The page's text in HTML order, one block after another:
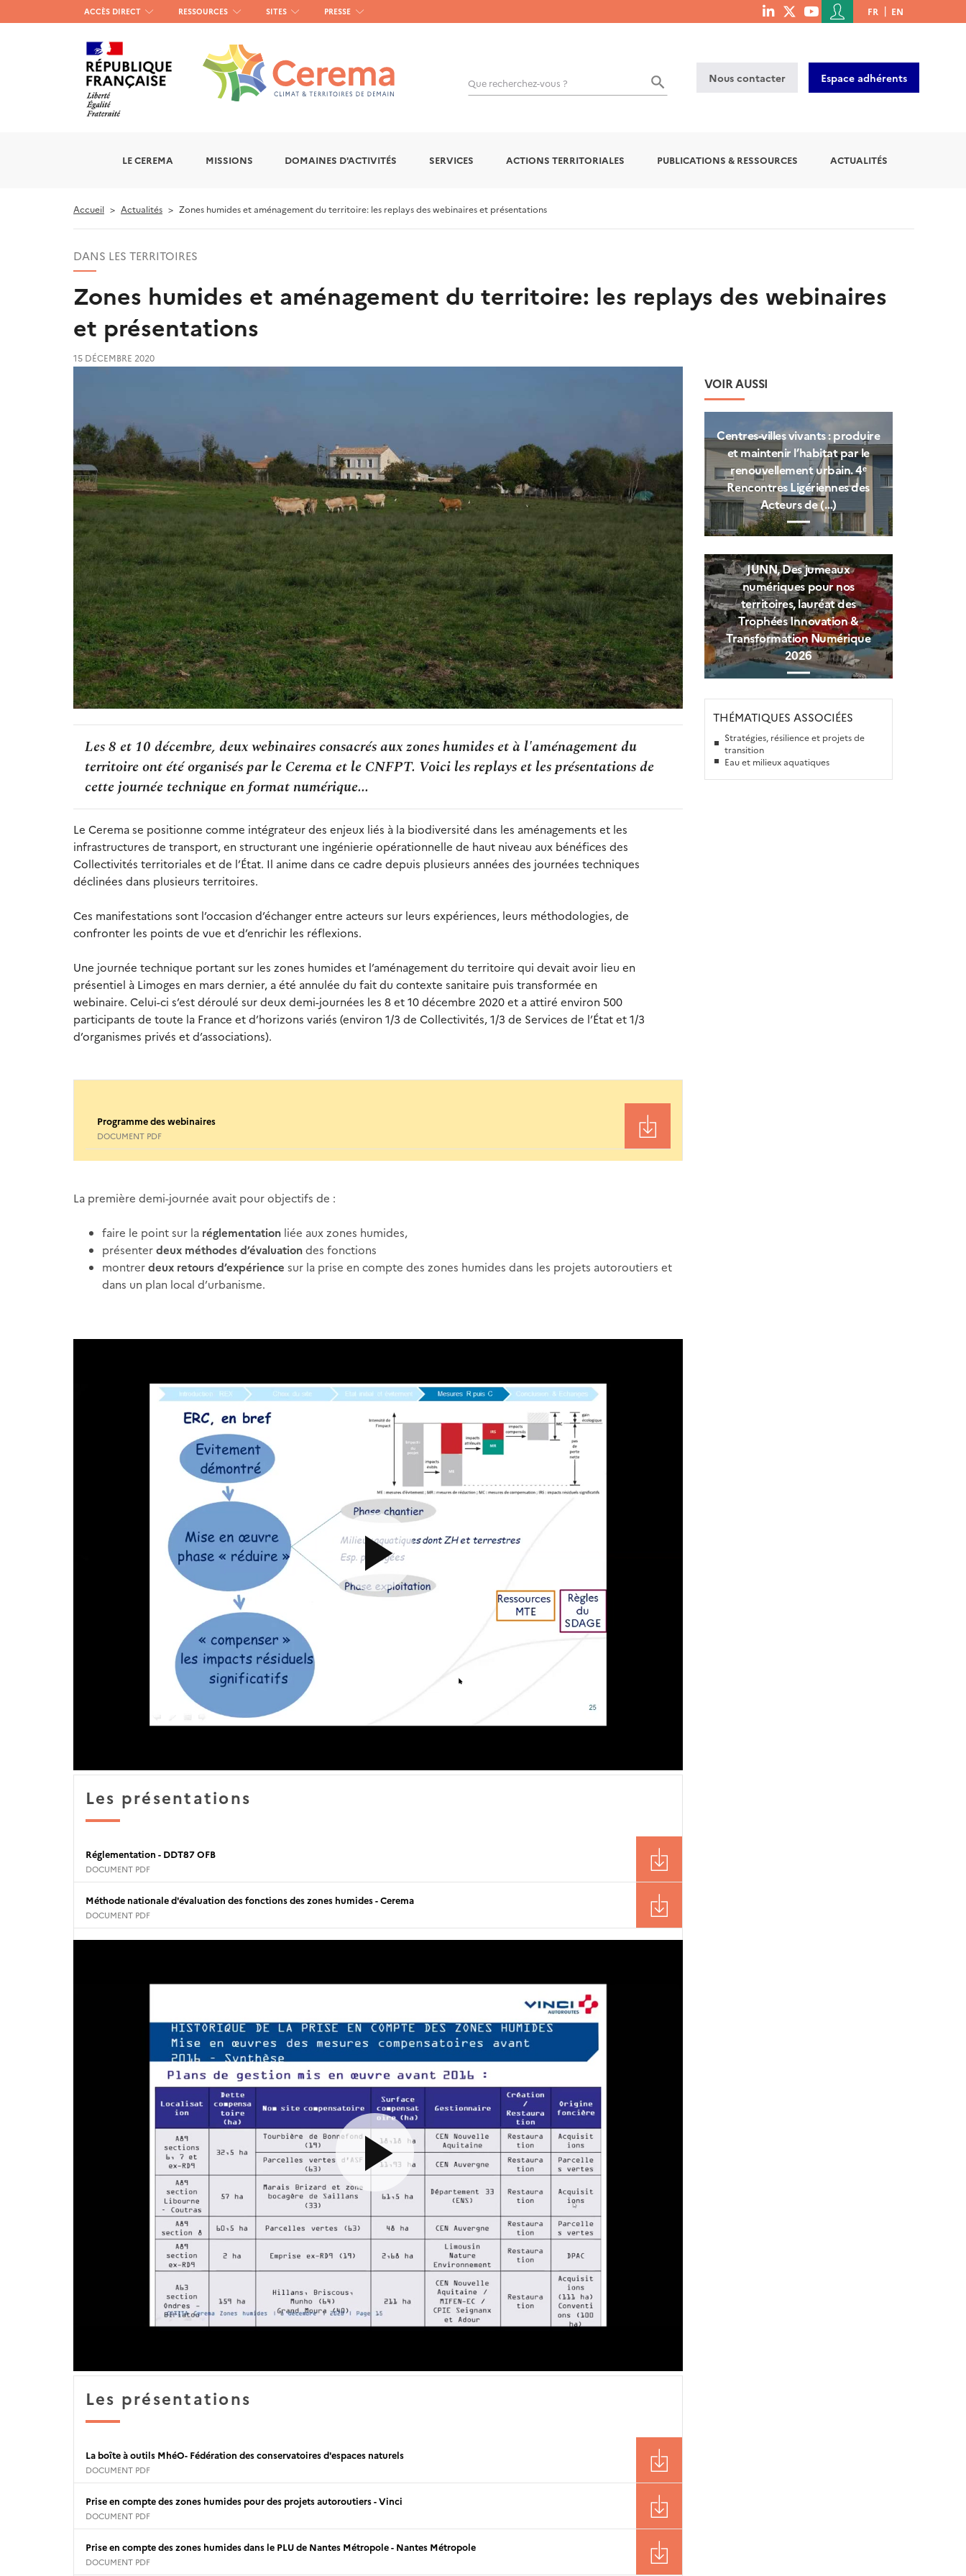
Menu
haut
gauche
ACCÈS DIRECT RESSOURCES SITES PRESSE
menu
Menu
du
de
l'utilisateur
FR EN
Que recherchez-vous ? Nous contacter Espace adhérents
LE CEREMA MISSIONS DOMAINES D'ACTIVITÉS SERVICES ACTIONS TERRITORIALES PUBLICATIONS & RESSOURCES ACTUALITÉS
Accueil Actualités Zones humides et aménagement du territoire: les replays des webinaires et présentations
DANS LES TERRITOIRES
Zones humides et aménagement du territoire: les replays des webinaires
et présentations
15 DÉCEMBRE 2020
Les 8 et 10 décembre, deux webinaires consacrés aux zones humides et à l'aménagement du
territoire ont été organisés par le Cerema et le CNFPT. Voici les replays et les présentations de
cette journée technique en format numérique...
Le Cerema se positionne comme intégrateur des enjeux liés à la biodiversité dans les aménagements et les
infrastructures de transport, en structurant une ingénierie opérationnelle de haut niveau aux bénéfices des
Collectivités territoriales et de l’État. Il anime dans ce cadre depuis plusieurs années des journées techniques
déclinées dans plusieurs territoires.
Ces manifestations sont l’occasion d’échanger entre acteurs sur leurs expériences, leurs méthodologies, de
confronter les points de vue et d’enrichir les réflexions.
Une journée technique portant sur les zones humides et l’aménagement du territoire qui devait avoir lieu en
présentiel à Limoges en mars dernier, a été annulée du fait du contexte sanitaire puis transformée en
webinaire. Celui-ci s’est déroulé sur deux demi-journées les 8 et 10 décembre 2020 et a attiré environ 500
participants de toute la France et d’horizons variés (environ 1/3 de Collectivités, 1/3 de Services de l’État et 1/3
d’organismes privés et d’associations).
Programme des webinaires
DOCUMENT PDF
La première demi-journée avait pour objectifs de :
faire le point sur la réglementation liée aux zones humides,
présenterdeux méthodes d’évaluationdes fonctions
montrerdeux retours d’expérience sur la prise en compte des zones humides dans les projets autoroutiers et
dans un plan local d’urbanisme.
Les présentations
Réglementation - DDT87 OFB
DOCUMENT PDF
Méthode nationale d'évaluation des fonctions des zones humides - Cerema
DOCUMENT PDF
Les présentations
La boîte à outils MhéO- Fédération des conservatoires d'espaces naturels
DOCUMENT PDF
Prise en compte des zones humides pour des projets autoroutiers - Vinci
DOCUMENT PDF
Prise en compte des zones humides dans le PLU de Nantes Métropole - Nantes Métropole
DOCUMENT PDF
VOIR AUSSI
Centres‑villes vivants : produire
et maintenir l’habitat par le
renouvellement urbain. 4ᵉ
Rencontres Ligériennes des
Acteurs de (…)
JUNN, Des jumeaux
numériques pour nos
territoires, lauréat des
Trophées Innovation &
Transformation Numérique
2026
THÉMATIQUES ASSOCIÉES
Stratégies, résilience et projets de
transition
Eau et milieux aquatiques